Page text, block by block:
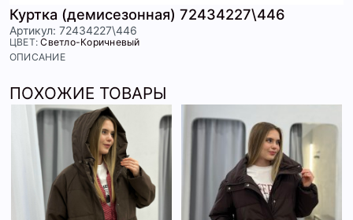
Куртка (демисезонная) 72434227\446
Артикул: 72434227\446
ЦВЕТ:Светло-Коричневый
ОПИСАНИЕ
ПОХОЖИЕ ТОВАРЫ